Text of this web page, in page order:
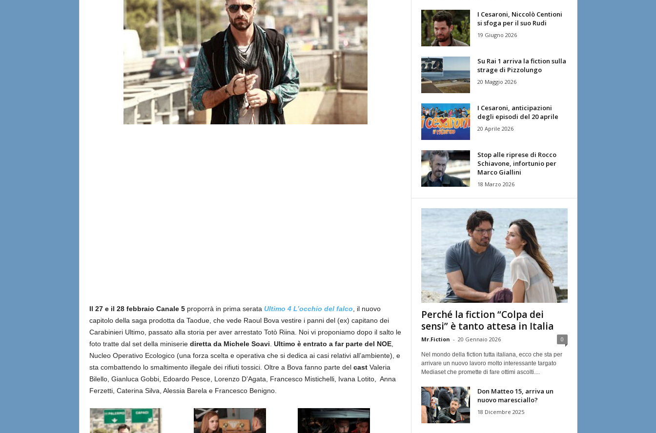
Il 27 e il 28 febbraio Canale 5proporrà in prima serata Ultimo 4 L’occhio del falco , il nuovo
capitolo della saga prodotta da Taodue, che vede Raoul Bova vestire i panni del (ex) capitano dei
Carabinieri Ultimo, passato alla storia per aver arrestato Totò Riina. Noi vi proponiamo dopo il salto le
foto tratte dal set della miniserie diretta da Michele Soavi Ultimo è entrato a far parte del NOE,
Nucleo Operativo Ecologico (una forza scelta e operativa che si dedica ai casi relativi all’ambiente), e
sta combattendo lo smaltimento illegale dei rifiuti tossici. Oltre a Bova fanno parte del castValeria
Bilello, Gianluca Gobbi, Edoardo Pesce, Lorenzo D’Agata, Francesco Mistichelli, Ivana Lotito, Anna
Ferzetti, Caterina Silva, Alessia Barela e Francesco Benigno.
I Cesaroni, Niccolò Centioni
si sfoga per il suo Rudi
19 Giugno 2026
Su Rai 1 arriva la fiction sulla
strage di Pizzolungo
20 Maggio 2026
I Cesaroni, anticipazioni
degli episodi del 20 aprile
20 Aprile 2026
Stop alle riprese di Rocco
Schiavone, infortunio per
Marco Giallini
18 Marzo 2026
Perché la fiction “Colpa dei
sensi” è tanto attesa in Italia
Mr.Fiction - 20 Gennaio 2026 0
Nel mondo della fiction tutta italiana, ecco che sta per
arrivare un nuovo lavoro molto interessante targato
Mediaset che promette di fare ottimi ascolti....
Don Matteo 15, arriva un
nuovo maresciallo?
18 Dicembre 2025